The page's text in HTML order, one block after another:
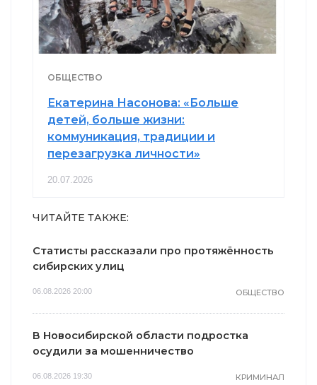
ОБЩЕСТВО
Екатерина Насонова: «Больше
детей, больше жизни:
коммуникация, традиции и
перезагрузка личности»
20.07.2026
ЧИТАЙТЕ ТАКЖЕ:
Статисты рассказали про протяжённость
сибирских улиц
06.08.2026 20:00 ОБЩЕСТВО
В Новосибирской области подростка
осудили за мошенничество
06.08.2026 19:30 КРИМИНАЛ